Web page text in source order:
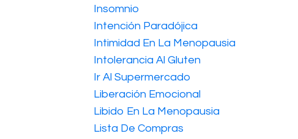
Insomnio
Intención Paradójica
Intimidad En La Menopausia
Intolerancia Al Gluten
Ir Al Supermercado
Liberación Emocional
Libido En La Menopausia
Lista De Compras